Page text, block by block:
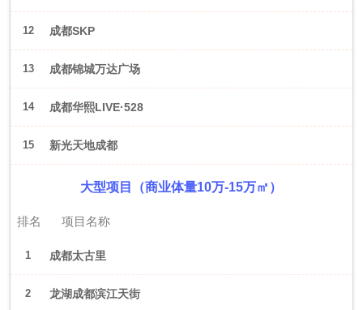
12 成都SKP
13 成都锦城万达广场
14 成都华熙LIVE·528
15 新光天地成都
大型项目（商业体量10万-15万㎡）
排名 项目名称
1 成都太古里
2 龙湖成都滨江天街